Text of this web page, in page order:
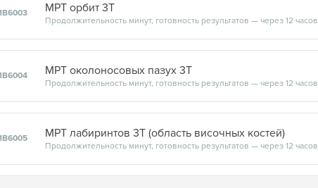
МРТ орбит 3Т
Продолжительность минут, готовность результатов — через 12 часов
МРТ околоносовых пазух 3Т
Продолжительность минут, готовность результатов — через 12 часов
МРТ лабиринтов 3Т (область височных костей)
Продолжительность минут, готовность результатов — через 12 часов